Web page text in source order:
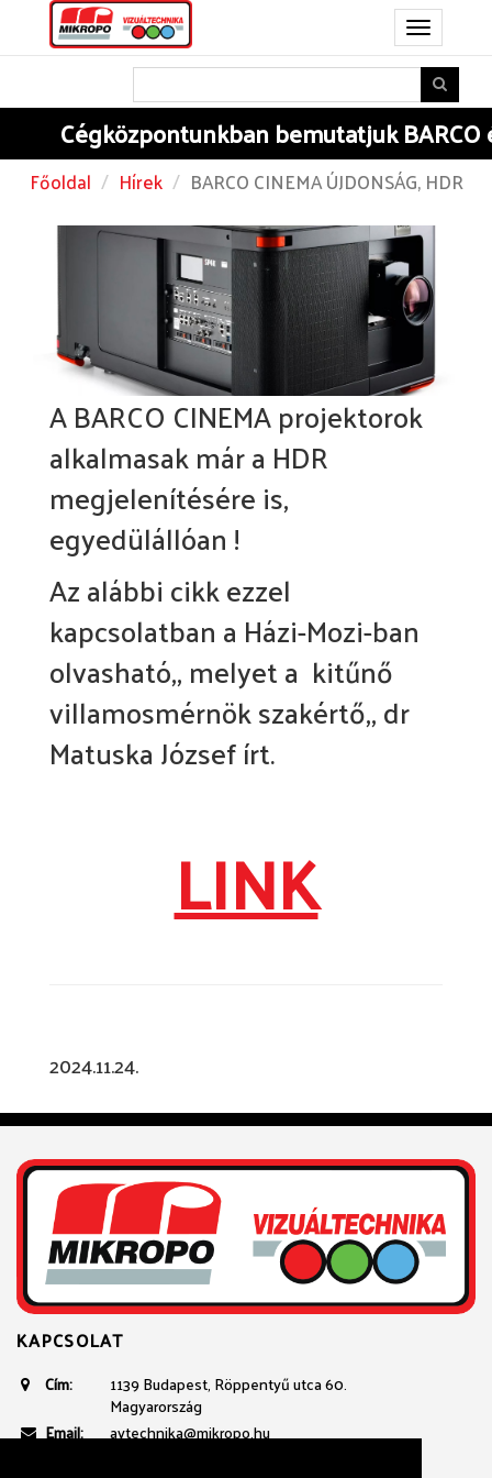
Toggle
navigation
Cégközpontunkbanbemutatjuk BARCO
Főoldal Hírek BARCO CINEMA ÚJDONSÁG, HDR
A BARCO CINEMA projektorok
alkalmasak már a HDR
megjelenítésére is,
egyedülállóan !
Az alábbi cikk ezzel
kapcsolatban a Házi-Mozi-ban
olvasható,, melyet a kitűnő
villamosmérnök szakértő,, dr
Matuska József írt.
LINK
2024.11.24.
KAPCSOLAT
Cím:
1139 Budapest, Röppentyű utca 60.
Magyarország
Email:
avtechnika@mikropo.hu